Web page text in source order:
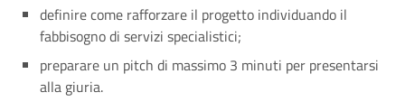
definire come rafforzare il progetto individuando il
fabbisogno di servizi specialistici;
preparare un pitch di massimo 3 minuti per presentarsi
alla giuria.